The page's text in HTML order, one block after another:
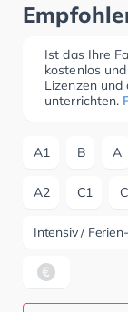
Ist das Ihre
kostenlos
Lizenzen und
unterrichten.
A1 B A
A2 C1
Intensiv /